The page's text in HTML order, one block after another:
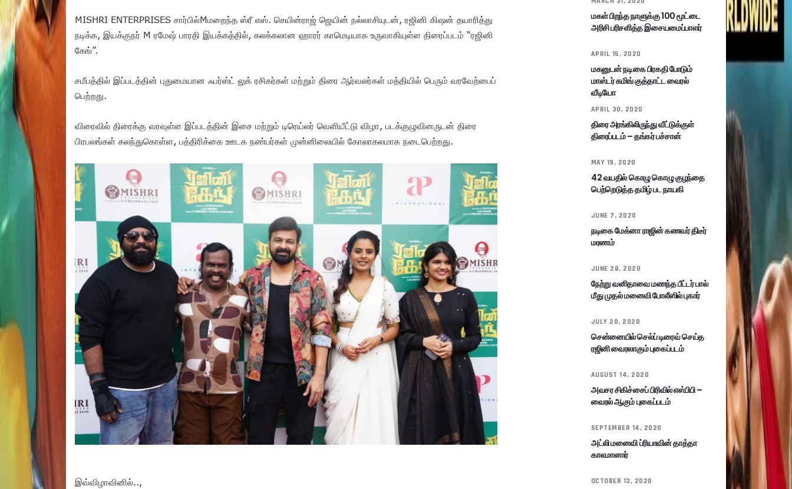
MISHRI ENTERPRISES சார்பில்Mமறைந்த ஸ்ரீ எஸ். செயின்ராஜ் ஜெயின் நல்லாசியுடன், ரஜினி கிஷன் தயாரித்து
நடிக்க, இயக்குநர் M ரமேஷ் பாரதி இயக்கத்தில், கலக்கலான ஹாரர் காமெடியாக உருவாகியுள்ள திரைப்படம் “ரஜினி
கேங்”.
சமீபத்தில் இப்படத்தின் புதுமையான ஃபர்ஸ்ட் லுக் ரசிகர்கள் மற்றும் திரை ஆர்வலர்கள் மத்தியில் பெரும் வரவேற்பைப்
பெற்றது.
விரைவில் திரைக்கு வரவுள்ள இப்படத்தின் இசை மற்றும் டிரெய்லர் வெளியீட்டு விழா, படக்குழுவினருடன் திரை
பிரபலங்கள் கலந்துகொள்ள, பத்திரிக்கை ஊடக நண்பர்கள் முன்னிலையில் கோலாகலமாக நடைபெற்றது.
இவ்விழாவினில்..,
மகள் பிறந்த நாளுக்கு 100 மூட்டை
அரிசி பரிசளித்த இசையமைப்பாளர்
APRIL 15, 2020
மகனுடன் நடிகை பிரகதி போடும்
மாஸ்டர் கமிங் குத்தாட்ட வைரல்
வீடியோ
APRIL 30, 2020
திரை அரங்கிலிருந்து வீட்டுக்குள்
திரைப்படம் – தங்கர் பச்சான்
MAY 19, 2020
42 வயதில் கொழு கொழு குழந்தை
பெற்றெடுத்த தமிழ் பட நாயகி
JUNE 7, 2020
நடிகை மேக்னா ராஜின் கணவர் திடீர்
மரணம்
JUNE 28, 2020
நேற்று வனிதாவை மணந்த பீட்டர் பால்
மீது முதல் மனைவி போலீஸில் புகார்
JULY 20, 2020
சென்னையில் செல்ப் டிரைவ் செய்த
ரஜினி வைரலாகும் புகைப்படம்
AUGUST 14, 2020
அவசர சிகிச்சைப் பிரிவில் எஸ்பிபி –
வைரல் ஆகும் புகைப்படம்
SEPTEMBER 14, 2020
அட்லி மனைவி ப்ரியாவின் தாத்தா
காலமானார்
OCTOBER 13, 2020